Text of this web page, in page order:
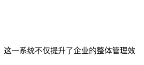
一系统不仅提升了企业的整体管理效